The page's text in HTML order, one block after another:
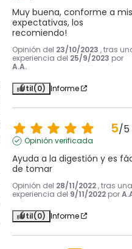
Muy buena, conforme a mis
expectativas, los
recomiendo!
Opinión del 23/10/2023 , tras
experiencia del 25/9/2023 por
A.A.
Útil(0) Informe
5/5
Opinión verificada
Ayuda a la digestión y es
de tomar
Opinión del 28/11/2022 , tras una
experiencia del 9/11/2022 por
Útil(0) Informe